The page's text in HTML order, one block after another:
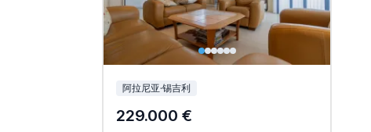
阿拉尼亚·锡吉利
229.000 €